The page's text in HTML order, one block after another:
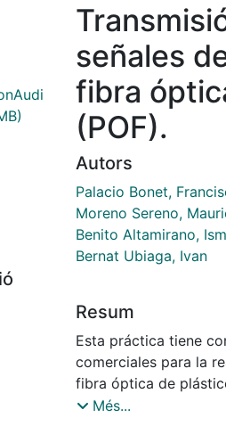
señales
fibra
(POF).
Autors
Palacio Bonet,
Moreno Sereno,
Benito Altamirano,
Bernat Ubiaga, Ivan
Resum
Esta práctica tiene
comerciales para la
fibra óptica de
profundizar en el
Més...